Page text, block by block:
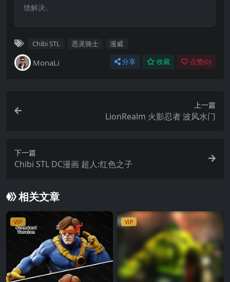
馈解决。
Chibi STL 恶灵骑士 漫威
MonaLi 分享 收藏 点赞(0)
上一篇
LionRealm 火影忍者 波风水门
下一篇
Chibi STL DC漫画 超人:红色之子
相关文章
VIP VIP